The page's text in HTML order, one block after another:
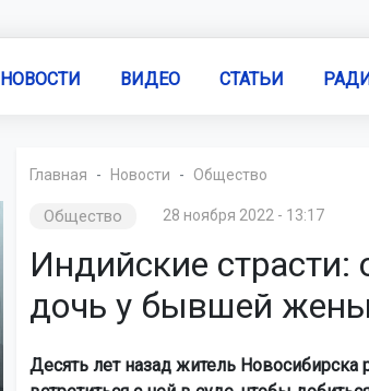
НОВОСТИ ВИДЕО СТАТЬИ
Главная Новости Общество
Общество 28 ноября 2022 - 13:17
Индийские страсти:
дочь у бывшей жены
Десять лет назад житель Новосибирска